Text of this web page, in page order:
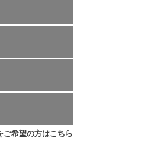
ご希望の方はこちら